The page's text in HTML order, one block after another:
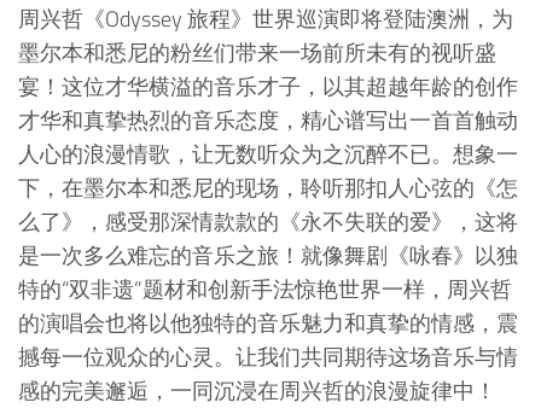
周兴哲《Odyssey 旅程》世界巡演即将登陆澳洲，为
墨尔本和悉尼的粉丝们带来一场前所未有的视听盛
宴！这位才华横溢的音乐才子，以其超越年龄的创作
才华和真挚热烈的音乐态度，精心谱写出一首首触动
人心的浪漫情歌，让无数听众为之沉醉不已。想象一
下，在墨尔本和悉尼的现场，聆听那扣人心弦的《怎
么了》，感受那深情款款的《永不失联的爱》，这将
是一次多么难忘的音乐之旅！就像舞剧《咏春》以独
特的“双非遗”题材和创新手法惊艳世界一样，周兴哲
的演唱会也将以他独特的音乐魅力和真挚的情感，震
撼每一位观众的心灵。让我们共同期待这场音乐与情
感的完美邂逅，一同沉浸在周兴哲的浪漫旋律中！